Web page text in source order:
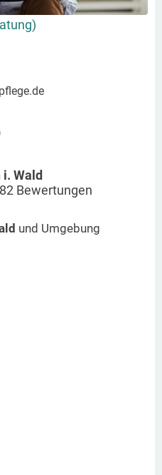
Wald
Bewertungen
und Umgebung